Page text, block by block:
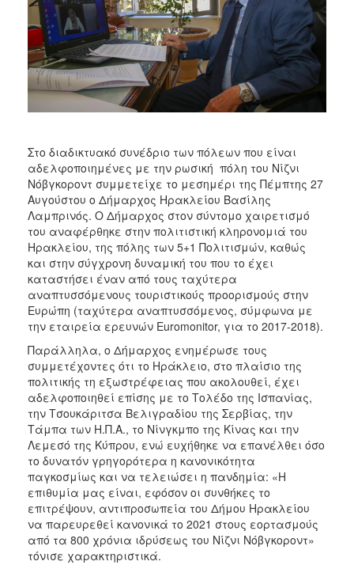
ΤΟΠΟΣ
ΑΝΘΕΚΤΙΚΗ
ΠΟΛΗ
Στο διαδικτυακό συνέδριο των πόλεων που είναι
αδελφοποιημένες με την ρωσική πόλη του Νίζνι
Νόβγκοροντ συμμετείχε το μεσημέρι της Πέμπτης 27
Αυγούστου ο Δήμαρχος Ηρακλείου Βασίλης
Λαμπρινός. Ο Δήμαρχος στον σύντομο χαιρετισμό
του αναφέρθηκε στην πολιτιστική κληρονομιά του
Ηρακλείου, της πόλης των 5+1 Πολιτισμών, καθώς
και στην σύγχρονη δυναμική του που το έχει
καταστήσει έναν από τους ταχύτερα
αναπτυσσόμενους τουριστικούς προορισμούς στην
Ευρώπη (ταχύτερα αναπτυσσόμενος, σύμφωνα με
την εταιρεία ερευνών Euromonitor, για το 2017-2018).
Παράλληλα, ο Δήμαρχος ενημέρωσε τους
συμμετέχοντες ότι το Ηράκλειο, στο πλαίσιο της
πολιτικής τη εξωστρέφειας που ακολουθεί, έχει
αδελφοποιηθεί επίσης με το Τολέδο της Ισπανίας,
την Τσουκάριτσα Βελιγραδίου της Σερβίας, την
Τάμπα των Η.Π.Α., το Νίνγκμπο της Κίνας και την
Λεμεσό της Κύπρου, ενώ ευχήθηκε να επανέλθει όσο
το δυνατόν γρηγορότερα η κανονικότητα
παγκοσμίως και να τελειώσει η πανδημία: «Η
επιθυμία μας είναι, εφόσον οι συνθήκες το
επιτρέψουν, αντιπροσωπεία του Δήμου Ηρακλείου
να παρευρεθεί κανονικά το 2021 στους εορτασμούς
από τα 800 χρόνια ιδρύσεως του Νίζνι Νόβγκοροντ»
τόνισε χαρακτηριστικά.